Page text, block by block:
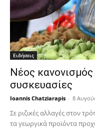
Ειδήσεις
Νέος κανονισμός
συσκευασίες
Ioannis Chatziarapis - 8
Σε ριζικές αλλαγές στον
τα γεωργικά προϊόντα